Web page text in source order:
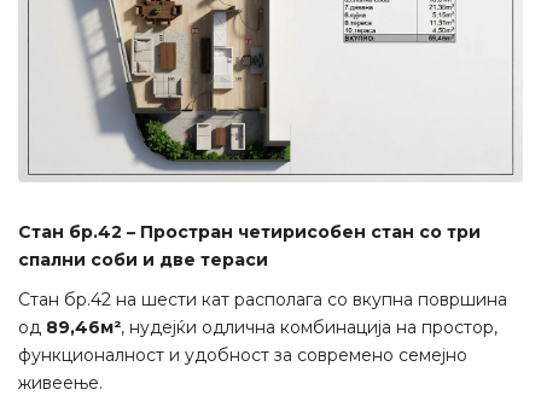
Стан бр.42 – Простран четирисобен стан со три
спални соби и две тераси
Стан бр.42 на шести кат располага со вкупна површина
од 89,46м², нудејќи одлична комбинација на простор,
функционалност и удобност за современо семејно
живеење.